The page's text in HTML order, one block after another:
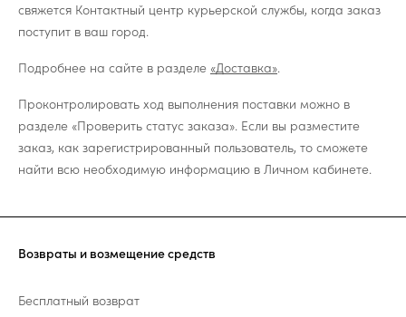
свяжется Контактный центр курьерской службы, когда заказ
поступит в ваш город.
Подробнее на сайте в разделе «Доставка».
Проконтролировать ход выполнения поставки можно в
разделе «Проверить статус заказа». Если вы разместите
заказ, как зарегистрированный пользователь, то сможете
найти всю необходимую информацию в Личном кабинете.
Возвраты и возмещение средств
Бесплатный возврат